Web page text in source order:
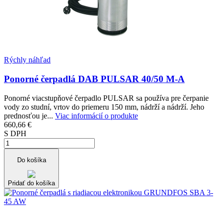
Rýchly náhľad
Ponorné čerpadlá DAB PULSAR 40/50 M-A
Ponorné viacstupňové čerpadlo PULSAR sa používa pre čerpanie
vody zo studní, vrtov do priemeru 150 mm, nádrží a nádrží. Jeho
prednosťou je... Viac informácií o produkte
660,66 €
S DPH
Do košíka
Pridať do košíka